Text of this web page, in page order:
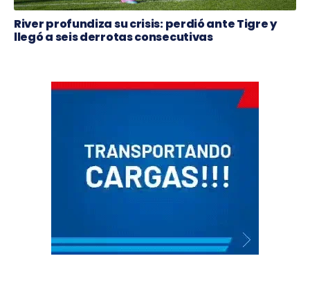
River profundiza su crisis: perdió ante Tigre y
llegó a seis derrotas consecutivas